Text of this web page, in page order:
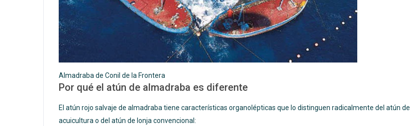
Almadraba de Conil de la Frontera
Por qué el atún de almadraba es diferente
El atún rojo salvaje de almadraba tiene características organolépticas que lo distinguen radicalmente del atún de
acuicultura o del atún de lonja convencional: